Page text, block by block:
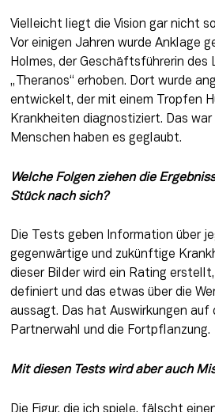
Vielleicht liegt die Vision gar nicht
Vor einigen Jahren wurde Anklage
Holmes, der Geschäftsführerin des
„Theranos“ erhoben. Dort wurde
entwickelt, der mit einem Tropfen
Krankheiten diagnostiziert. Das war
Menschen haben es geglaubt.
Welche Folgen ziehen die
Stück nach sich?
Die Tests geben Information über
gegenwärtige und zukünftige
dieser Bilder wird ein Rating
definiert und das etwas über die
aussagt. Das hat Auswirkungen auf
Partnerwahl und die Fortpflanzung.
Mit diesen Tests wird aber auch
Die Figur, die ich spiele, fälscht